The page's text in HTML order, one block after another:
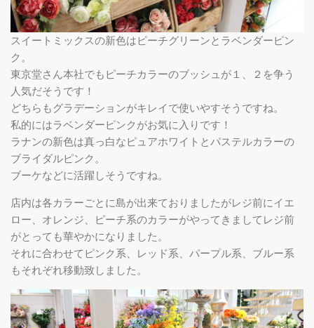
スイートミックスの新色はピーチグリーンとラベンダーピン
ク。
東京堂さん本社でもピーチカラーのブッシュが１、２を争う
人気だそうです！
どちらもグラデーションがキレイで使いやすそうですね。
私的にはラベンダーピンクがお気に入りです！
ラナンの新色は真っ白なピュアホワイトとパステルカラーの
ブライダルピンク。
ブーケなどに活躍しそうですね。
店内は各カラーごとに島が出来ておりましたがレジ前にイエ
ロー、オレンジ、ピーチ系のカラーがやってきましてレジ前
がとっても華やかになりました。
それに合わせてピンク系、レッド系、パープル系、ブルー系
もそれぞれ移動致しました。